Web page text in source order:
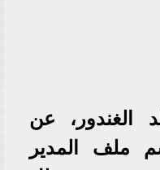
الغندور، عن
ملف المدير